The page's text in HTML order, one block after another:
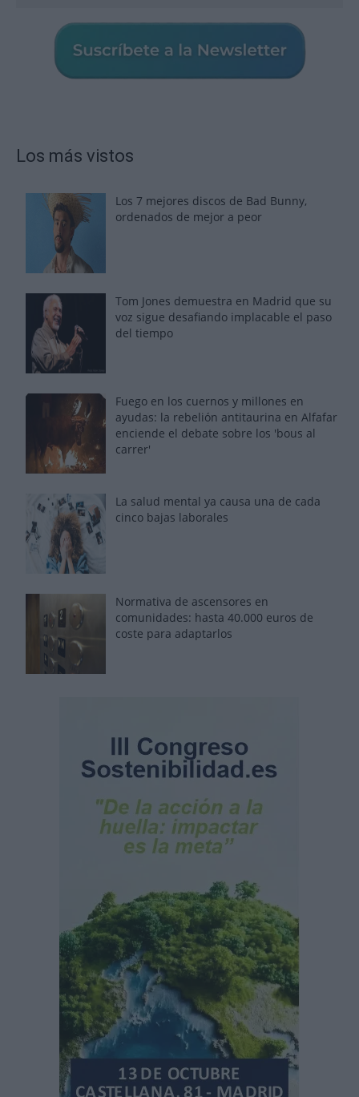
Los más vistos
Los 7 mejores discos de Bad Bunny,
ordenados de mejor a peor
Tom Jones demuestra en Madrid que su
voz sigue desafiando implacable el paso
del tiempo
Fuego en los cuernos y millones en
ayudas: la rebelión antitaurina en Alfafar
enciende el debate sobre los 'bous al
carrer'
La salud mental ya causa una de cada
cinco bajas laborales
Normativa de ascensores en
comunidades: hasta 40.000 euros de
coste para adaptarlos